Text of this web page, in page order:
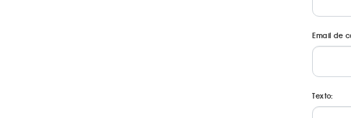
Email de
Texto: